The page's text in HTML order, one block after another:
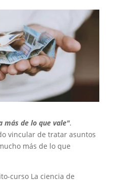
más de lo que vale".
vincular de tratar asuntos
más de lo que
curso La ciencia de